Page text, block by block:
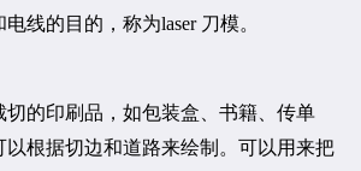
线的目的，称为laser 刀模。
切的印刷品，如包装盒、书籍、传单
以根据切边和道路来绘制。可以用来把